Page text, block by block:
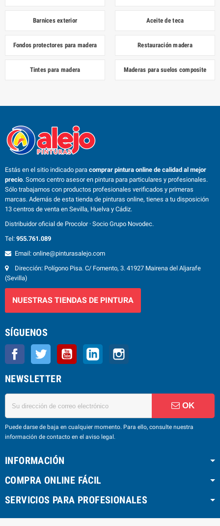
Barnices exterior Aceite de teca
Fondos protectores para madera Restauración madera
Tintes para madera Maderas para suelos composite
Estás en el sitio indicado para comprar pintura online de calidad al mejor
precio. Somos centro asesor en pintura para particulares y profesionales.
Sólo trabajamos con productos profesionales verificados y primeras
marcas. Además de esta tienda de pinturas online, tienes a tu disposición
13 centros de venta en Sevilla, Huelva y Cádiz.
Distribuidor oficial de Procolor · Socio Grupo Novodec.
Tel: 955.761.089
Email: online@pinturasalejo.com
Dirección: Polígono Pisa. C/ Fomento, 3. 41927 Mairena del Aljarafe
(Sevilla)
NUESTRAS TIENDAS DE PINTURA
SÍGUENOS
Facebook Twitter YouTube LinkedIn
NEWSLETTER
OK
Puede darse de baja en cualquier momento. Para ello, consulte nuestra
información de contacto en el aviso legal.
INFORMACIÓN
COMPRA ONLINE FÁCIL
SERVICIOS PARA PROFESIONALES